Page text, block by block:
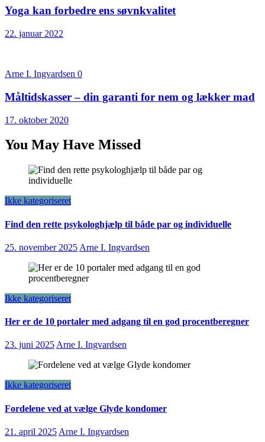
Yoga kan forbedre ens søvnkvalitet
22. januar 2022
Arne I. Ingvardsen 0
Måltidskasser – din garanti for nem og lækker mad
17. oktober 2020
You May Have Missed
Ikke kategoriseret
Find den rette psykologhjælp til både par og individuelle
25. november 2025 Arne I. Ingvardsen
Ikke kategoriseret
Her er de 10 portaler med adgang til en god procentberegner
23. juni 2025 Arne I. Ingvardsen
Ikke kategoriseret
Fordelene ved at vælge Glyde kondomer
21. april 2025 Arne I. Ingvardsen